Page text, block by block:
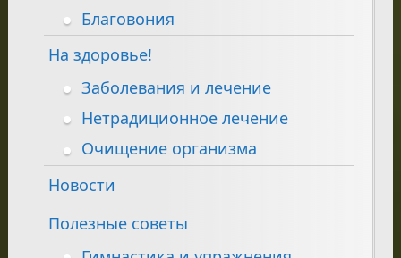
Благовония
На здоровье!
Заболевания и лечение
Нетрадиционное лечение
Очищение организма
Новости
Полезные советы